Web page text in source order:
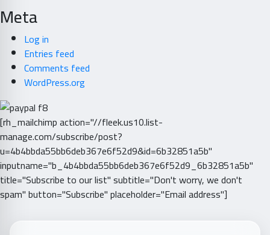
Meta
Log in
Entries feed
Comments feed
WordPress.org
[rh_mailchimp action="//fleek.us10.list-
manage.com/subscribe/post?
u=4b4bbda55bb6deb367e6f52d9&id=6b32851a5b"
inputname="b_4b4bbda55bb6deb367e6f52d9_6b32851a5b"
title="Subscribe to our list" subtitle="Don't worry, we don't
spam" button="Subscribe" placeholder="Email address"]